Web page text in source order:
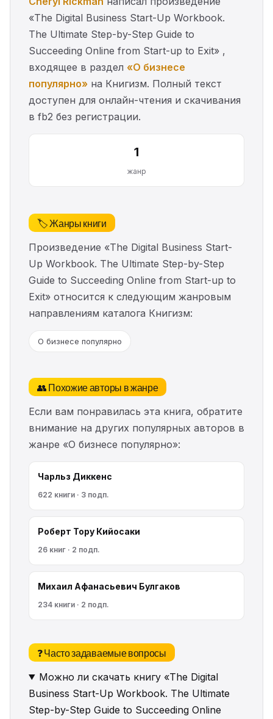
«The Digital Business Start-Up Workbook.
The Ultimate Step-by-Step Guide to
Succeeding Online from Start-up to Exit» ,
входящее в раздел «О бизнесе
популярно» на Книгизм. Полный текст
доступен для онлайн-чтения и скачивания
в fb2 без регистрации.
1
жанр
🏷️ Жанры книги
Произведение «The Digital Business Start-
Up Workbook. The Ultimate Step-by-Step
Guide to Succeeding Online from Start-up to
Exit» относится к следующим жанровым
направлениям каталога Книгизм:
О бизнесе популярно
👥 Похожие авторы в жанре
Если вам понравилась эта книга, обратите
внимание на других популярных авторов в
жанре «О бизнесе популярно»:
Чарльз Диккенс
622 книги · 3 подп.
Роберт Тору Кийосаки
26 книг · 2 подп.
Михаил Афанасьевич Булгаков
234 книги · 2 подп.
❓ Часто задаваемые вопросы
Можно ли скачать книгу «The Digital
Business Start-Up Workbook. The Ultimate
Step-by-Step Guide to Succeeding Online